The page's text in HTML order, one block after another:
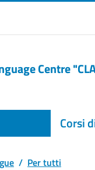
Centre
Corsi
Per tutti